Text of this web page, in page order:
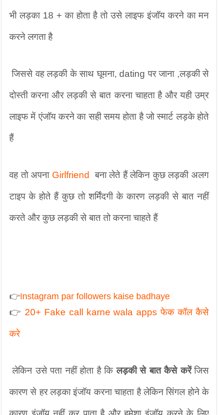
भी लड़का 18 + का होता है तो उसे लाइफ इंजॉय करने का मन
करने लगता है
जिससे वह लड़की के साथ घूमना, dating पर जाना ,लड़की से
दोस्ती करना और लड़की से बात करना चाहता है और यही उम्र
लाइफ में एंजॉय करने का सही समय होता है जो स्मार्ट लड़के होते
हैं
वह तो अपना Girlfriend बना लेते हैं लेकिन कुछ लड़की अलग
टाइप के होते हैं कुछ तो शर्मिंदगी के कारण लड़की से बात नहीं
करते और कुछ लड़की से बात तो करना चाहते हैं
👉Instagram par followers kaise badhaye
👉 20+ Fake call karne wala apps फेक कॉल कैसे
करे
लेकिन उसे पता नहीं होता है कि लड़की से बात कैसे करें जिस
कारण से हर लड़का इंजॉय करना चाहता है लेकिन सिंगल होने के